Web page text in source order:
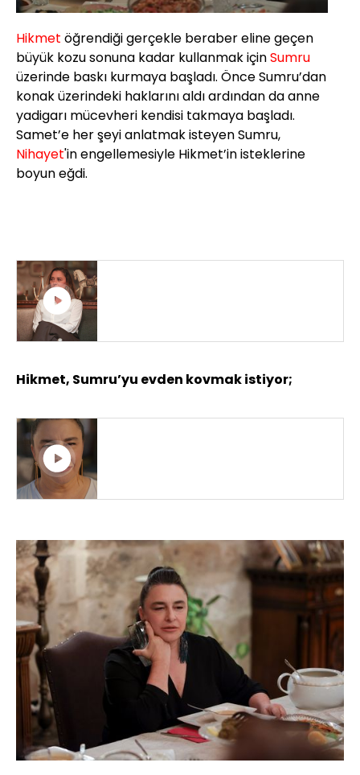
Hikmet öğrendiği gerçekle beraber eline geçen
büyük kozu sonuna kadar kullanmak içinSumru
üzerinde baskı kurmaya başladı. Önce Sumru’dan
konak üzerindeki haklarını aldı ardından da anne
yadigarı mücevheri kendisi takmaya başladı.
Samet’e her şeyi anlatmak isteyen Sumru,
Nihayet'in engellemesiyle Hikmet’in isteklerine
boyun eğdi.
Hikmet, Sumru’yu evden kovmak istiyor;